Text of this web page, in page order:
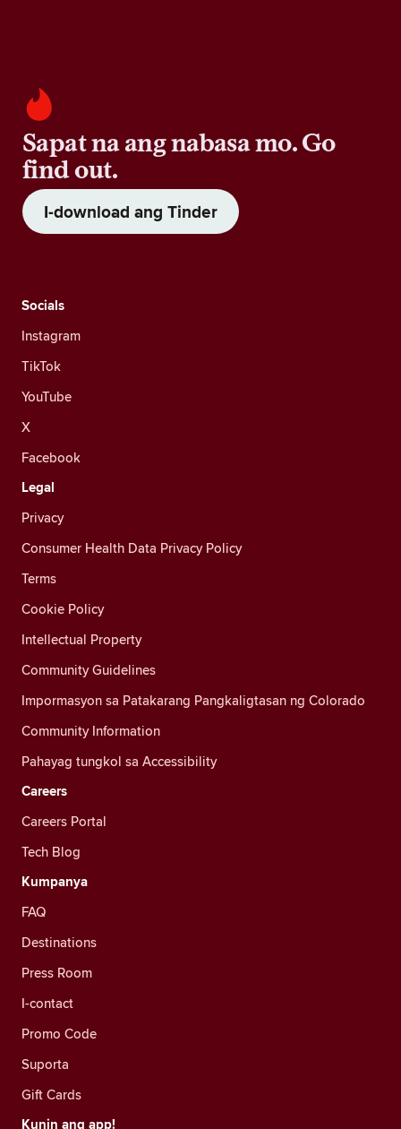
Sapat na ang nabasa mo. Go
find out.
I-download ang Tinder
Socials
Instagram
TikTok
YouTube
X
Facebook
Legal
Privacy
Consumer Health Data Privacy Policy
Terms
Cookie Policy
Intellectual Property
Community Guidelines
Impormasyon sa Patakarang Pangkaligtasan ng Colorado
Community Information
Pahayag tungkol sa Accessibility
Careers
Careers Portal
Tech Blog
Kumpanya
FAQ
Destinations
Press Room
I-contact
Promo Code
Suporta
Gift Cards
Kunin ang app!